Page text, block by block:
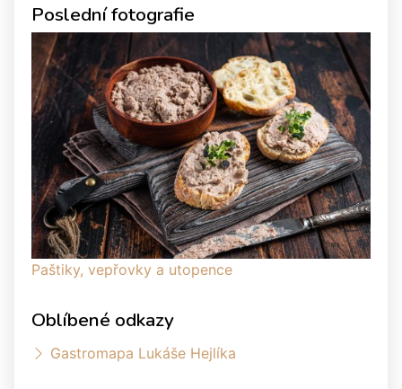
Poslední fotografie
Paštiky, vepřovky a utopence
Oblíbené odkazy
Gastromapa Lukáše Hejlíka